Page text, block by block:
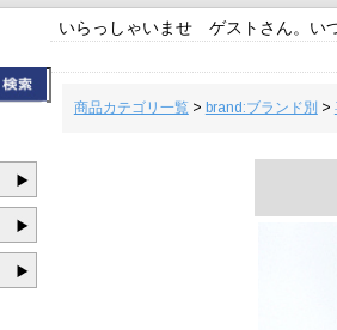
いらっしゃいませ ゲストさん。い
商品カテゴリ一覧> brand:ブランド別 >